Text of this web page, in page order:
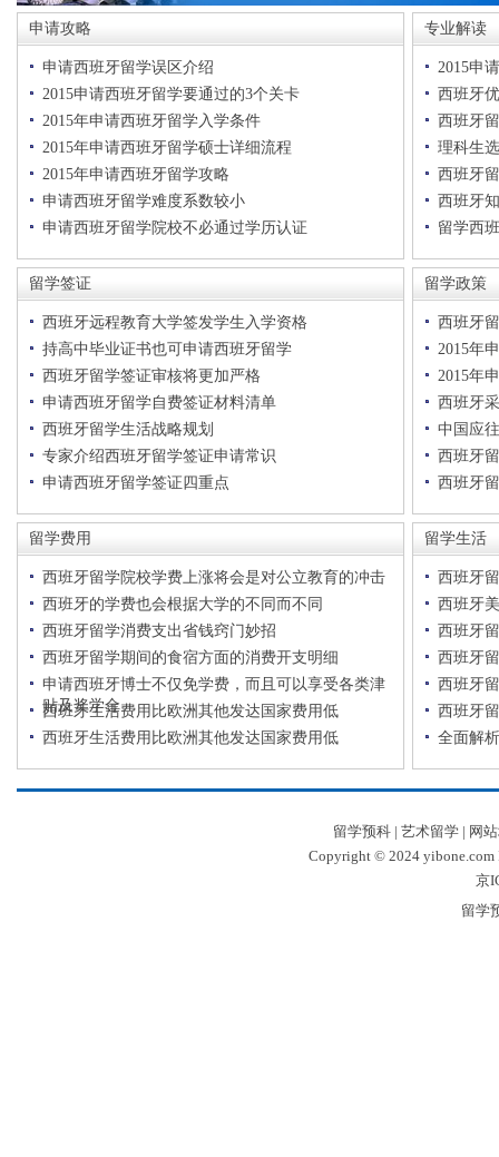
申请攻略
申请西班牙留学误区介绍
2015申请西班牙留学要通过的3个关卡
2015年申请西班牙留学入学条件
2015年申请西班牙留学硕士详细流程
2015年申请西班牙留学攻略
申请西班牙留学难度系数较小
申请西班牙留学院校不必通过学历认证
专业解读
2015申
西班牙
西班牙
理科生
西班牙
西班牙
留学西
留学签证
西班牙远程教育大学签发学生入学资格
持高中毕业证书也可申请西班牙留学
西班牙留学签证审核将更加严格
申请西班牙留学自费签证材料清单
西班牙留学生活战略规划
专家介绍西班牙留学签证申请常识
申请西班牙留学签证四重点
留学政策
西班牙
2015年
2015年
西班牙
中国应
西班牙
西班牙
留学费用
西班牙留学院校学费上涨将会是对公立教育的冲击
西班牙的学费也会根据大学的不同而不同
西班牙留学消费支出省钱窍门妙招
西班牙留学期间的食宿方面的消费开支明细
申请西班牙博士不仅免学费，而且可以享受各类津
贴及奖学金
西班牙生活费用比欧洲其他发达国家费用低
西班牙生活费用比欧洲其他发达国家费用低
留学生活
西班牙
西班牙
西班牙
西班牙
西班牙
西班牙
全面解
留学预科| 艺术留学| 网
Copyright © 2024 yibone.com
京
留学